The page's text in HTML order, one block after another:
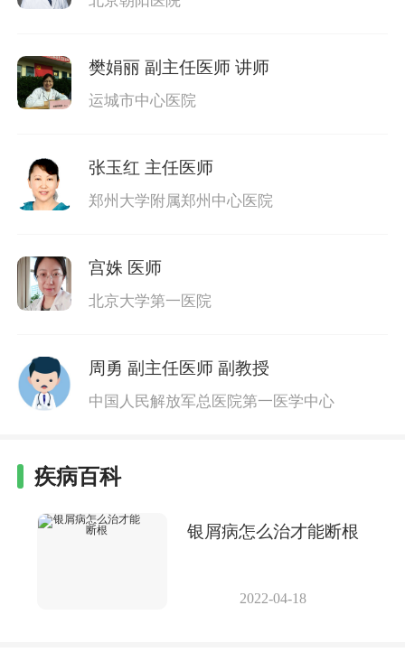
樊娟丽 副主任医师 讲师
运城市中心医院
张玉红 主任医师
郑州大学附属郑州中心医院
宫姝 医师
北京大学第一医院
周勇 副主任医师 副教授
中国人民解放军总医院第一医学中心
疾病百科
银屑病怎么治才能断根
2022-04-18